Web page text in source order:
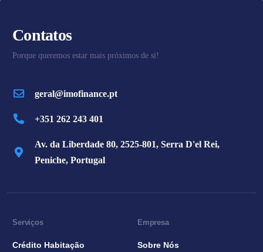
Contatos
Porque queremos estar mais próximos de si!
geral@imofinance.pt
+351 262 243 401
Av. da Liberdade 80, 2525-801, Serra D'el Rei,
Peniche, Portugal
Serviços
Crédito Habitação
Empresa
Sobre Nós